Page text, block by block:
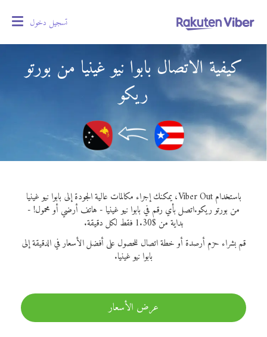
تسجيل دخول
كيفية الاتصال بابوا نيو غينيا من بورتو
ريكو
باستخدام Viber Out، يمكنك إجراء مكالمات عالية الجودة إلى بابوا نيو غينيا
من بورتو ريكو.اتصل بأي رقم في بابوا نيو غينيا - هاتف أرضي أو محمول! -
بداية من $1.30 فقط لكل دقيقة.
قم بشراء حزم أرصدة أو خطة اتصال للحصول على أفضل الأسعار في الدقيقة إلى
بابوا نيو غينيا.
عرض الأسعار